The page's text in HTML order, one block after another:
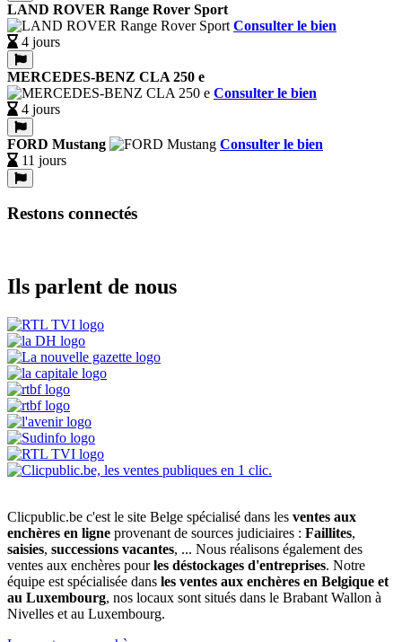
LAND ROVER Range Rover Sport
Consulter le bien
4 jours
MERCEDES-BENZ CLA 250 e
Consulter le bien
4 jours
FORD Mustang
Consulter le bien
11 jours
Restons connectés
Ils parlent de nous
Clicpublic.be c'est le site Belge spécialisé dans les ventes aux
enchères en ligne provenant de sources judiciaires : Faillites,
saisies, successions vacantes, ... Nous réalisons également des
ventes aux enchères pourles déstockages d'entreprises. Notre
équipe est spécialisée dans les ventes aux enchères en Belgique et
au Luxembourg, nos locaux sont situés dans le Brabant Wallon à
Nivelles et au Luxembourg.